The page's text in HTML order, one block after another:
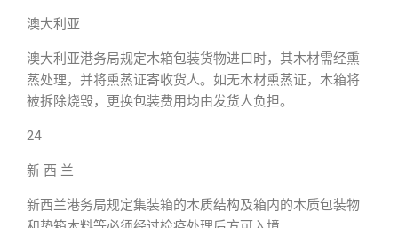
澳大利亚
澳大利亚港务局规定木箱包装货物进口时，其木材需经熏
蒸处理，并将熏蒸证寄收货人。如无木材熏蒸证，木箱将
被拆除烧毁，更换包装费用均由发货人负担。
24
新 西 兰
新西兰港务局规定集装箱的木质结构及箱内的木质包装物